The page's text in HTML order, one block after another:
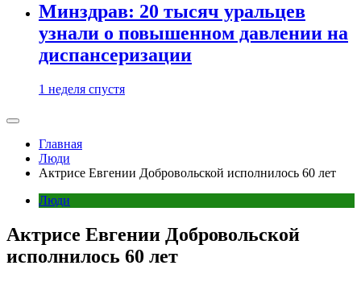
Минздрав: 20 тысяч уральцев
узнали о повышенном давлении на
диспансеризации
1 неделя спустя
Главная
Люди
Актрисе Евгении Добровольской исполнилось 60 лет
Люди
Актрисе Евгении Добровольской
исполнилось 60 лет